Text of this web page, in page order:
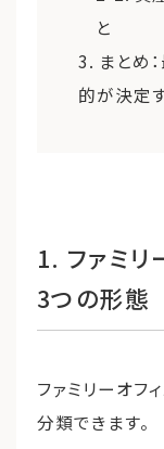
と
3. まとめ
的が決定
1. ファミ
3つの形態
ファミリーオフ
分類できます。